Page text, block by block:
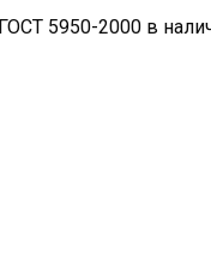
5950-2000 в